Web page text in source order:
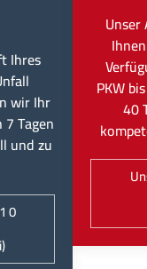
Ihres
wir Ihr
Tagen
und zu
0
PKW
40